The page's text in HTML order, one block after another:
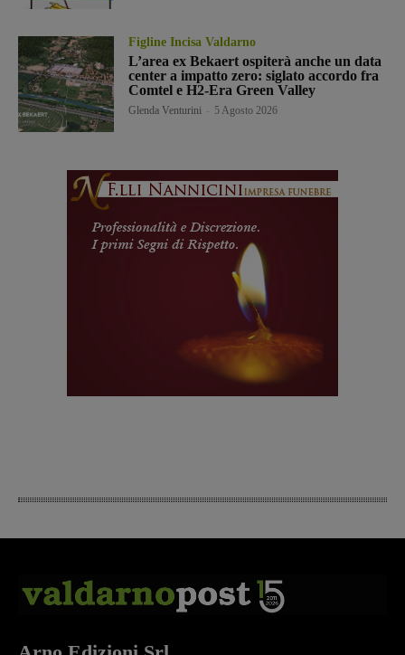
Figline Incisa Valdarno
L’area ex Bekaert ospiterà anche un data
center a impatto zero: siglato accordo fra
Comtel e H2-Era Green Valley
Glenda Venturini 5 Agosto 2026